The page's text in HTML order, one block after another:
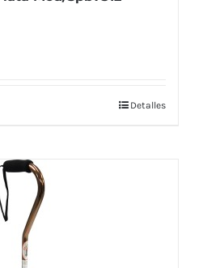
Detalles